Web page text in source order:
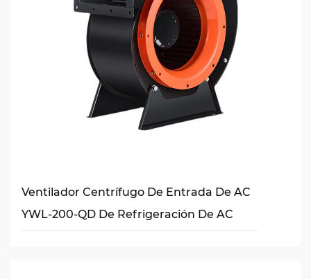
Ventilador Centrífugo De Entrada De AC
YWL-200-QD De Refrigeración De AC